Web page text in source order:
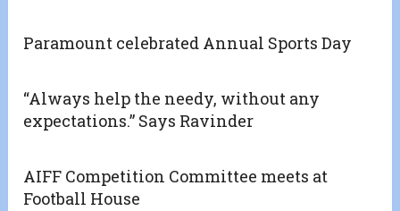
Paramount celebrated Annual Sports Day
“Always help the needy, without any
expectations.” Says Ravinder
AIFF Competition Committee meets at
Football House